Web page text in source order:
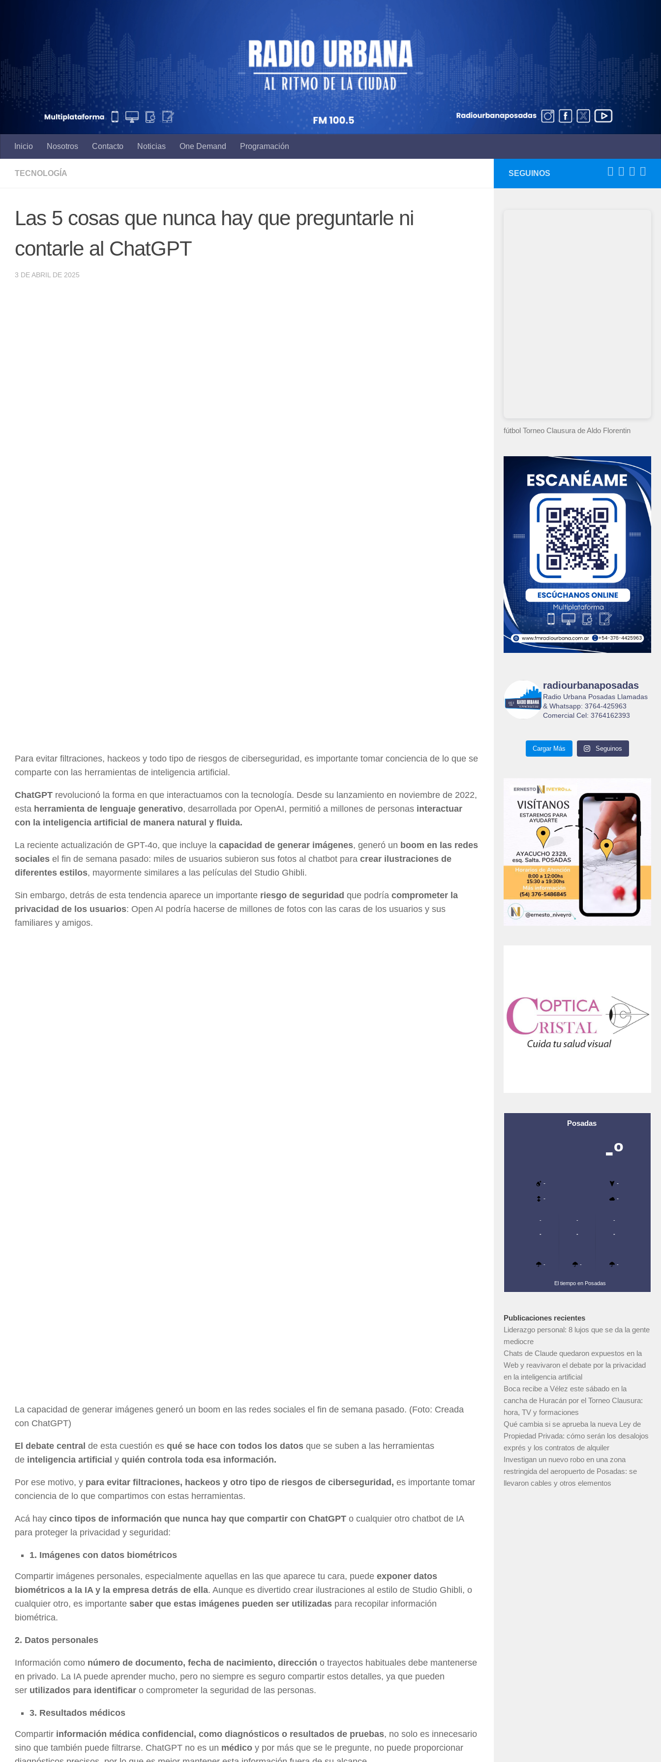
Inicio Nosotros Contacto Noticias One Demand Programación
TECNOLOGÍA
Las 5 cosas que nunca hay que preguntarle ni
contarle al ChatGPT
3 DE ABRIL DE 2025
Para evitar filtraciones, hackeos y todo tipo de riesgos de ciberseguridad, es importante tomar conciencia de lo que se
comparte con las herramientas de inteligencia artificial.
ChatGPT revolucionó la forma en que interactuamos con la tecnología. Desde su lanzamiento en noviembre de 2022,
esta herramienta de lenguaje generativo, desarrollada por OpenAI, permitió a millones de personas interactuar
con la inteligencia artificial de manera natural y fluida.
La reciente actualización de GPT-4o, que incluye la capacidad de generar imágenes, generó un boom en las redes
sociales el fin de semana pasado: miles de usuarios subieron sus fotos al chatbot para crear ilustraciones de
diferentes estilos, mayormente similares a las películas del Studio Ghibli.
Sin embargo, detrás de esta tendencia aparece un importante riesgo de seguridad que podría comprometer la
privacidad de los usuarios: Open AI podría hacerse de millones de fotos con las caras de los usuarios y sus
familiares y amigos.
La capacidad de generar imágenes generó un boom en las redes sociales el fin de semana pasado. (Foto: Creada
con ChatGPT)
El debate central de esta cuestión es qué se hace con todos los datos que se suben a las herramientas
de inteligencia artificial y quién controla toda esa información.
Por ese motivo, y para evitar filtraciones, hackeos y otro tipo de riesgos de ciberseguridad, es importante tomar
conciencia de lo que compartimos con estas herramientas.
Acá hay cinco tipos de información que nunca hay que compartir con ChatGPT o cualquier otro chatbot de IA
para proteger la privacidad y seguridad:
1. Imágenes con datos biométricos
Compartir imágenes personales, especialmente aquellas en las que aparece tu cara, puede exponer datos
biométricos a la IA y la empresa detrás de ella. Aunque es divertido crear ilustraciones al estilo de Studio Ghibli, o
cualquier otro, es importante saber que estas imágenes pueden ser utilizadas para recopilar información
biométrica.
2. Datos personales
Información como número de documento, fecha de nacimiento, dirección o trayectos habituales debe mantenerse
en privado. La IA puede aprender mucho, pero no siempre es seguro compartir estos detalles, ya que pueden
ser utilizados para identificar o comprometer la seguridad de las personas.
3. Resultados médicos
Compartir información médica confidencial, como diagnósticos o resultados de pruebas, no solo es innecesario
sino que también puede filtrarse. ChatGPT no es un médico y por más que se le pregunte, no puede proporcionar
SEGUINOS
fútbol Torneo Clausurade Aldo Florentin
radiourbanaposadas
Radio Urbana Posadas Llamadas
& Whatsapp: 3764-425963
Comercial Cel: 3764162393
Cargar Más Seguinos
Posadas
-º
- -
- -
-
-
-
-
-
-
-
-
-
El tiempo en Posadas
Publicaciones recientes
Liderazgo personal: 8 lujos que se da la gente
mediocre
Chats de Claude quedaron expuestos en la
Web y reavivaron el debate por la privacidad
en la inteligencia artificial
Boca recibe a Vélez este sábado en la
cancha de Huracán por el Torneo Clausura:
hora, TV y formaciones
Qué cambia si se aprueba la nueva Ley de
Propiedad Privada: cómo serán los desalojos
exprés y los contratos de alquiler
Investigan un nuevo robo en una zona
restringida del aeropuerto de Posadas: se
llevaron cables y otros elementos